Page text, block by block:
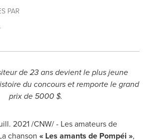
PAR
de 23 ans devient le plus jeune
du concours et remporte le grand
prix de 5000 $.
2021 /CNW/ - Les amateurs de
chanson « Les amants de Pompéi »,